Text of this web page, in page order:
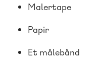
Malertape
Papir
Et målebånd